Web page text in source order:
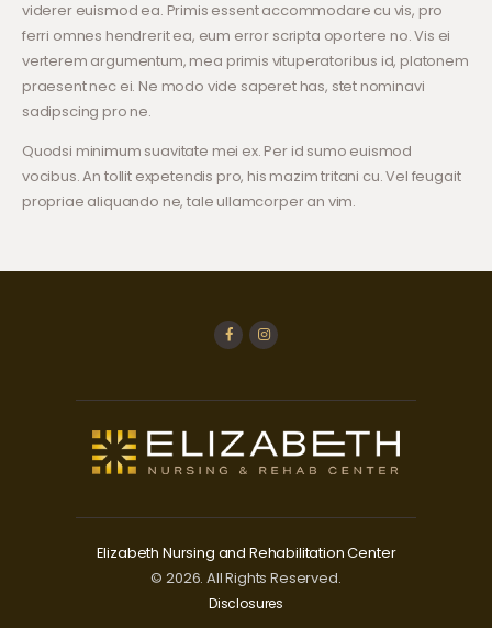
viderer euismod ea. Primis essent accommodare cu vis, pro
ferri omnes hendrerit ea, eum error scripta oportere no. Vis ei
verterem argumentum, mea primis vituperatoribus id, platonem
praesent nec ei. Ne modo vide saperet has, stet nominavi
sadipscing pro ne.
Quodsi minimum suavitate mei ex. Per id sumo euismod
vocibus. An tollit expetendis pro, his mazim tritani cu. Vel feugait
propriae aliquando ne, tale ullamcorper an vim.
Elizabeth Nursing and Rehabilitation Center
© 2026. All Rights Reserved.
Disclosures